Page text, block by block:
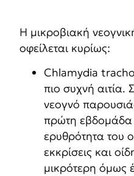
Η μικροβιακή
οφείλεται κυρίως:
Chlamydia
πιο συχνή αιτία.
νεογνό
πρώτη εβδομάδα
ερυθρότητα του
εκκρίσεις και
μικρότερη όμως